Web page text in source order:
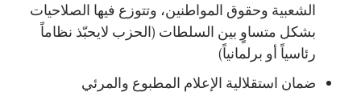
الشعبية وحقوق المواطنين، وتتوزع فيها الصلاحيات
بشكل متساوٍ بين السلطات (الحزب لايحبّذ نظاماً
رئاسياً أو برلمانياً)
ضمان استقلالية الإعلام المطبوع والمرئي